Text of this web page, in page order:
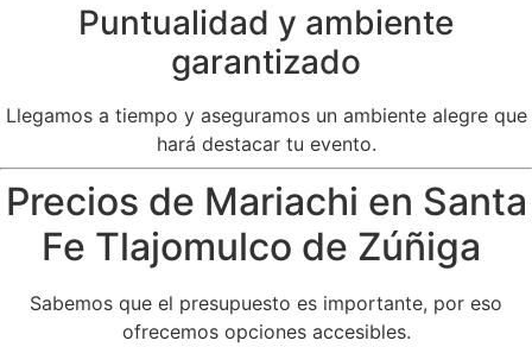
Puntualidad y ambiente
garantizado
Llegamos a tiempo y aseguramos un ambiente alegre que
hará destacar tu evento.
Precios de Mariachi en Santa
Fe Tlajomulco de Zúñiga
Sabemos que el presupuesto es importante, por eso
ofrecemos opciones accesibles.